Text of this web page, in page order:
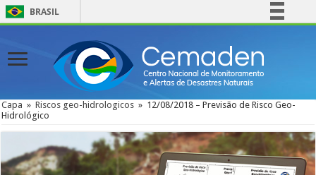
BRASIL
Comunica BR
Participe
Acesso à informação
Canais
Capa » Riscos geo-hidrologicos » 12/08/2018 – Previsão de Risco Geo-
Hidrológico